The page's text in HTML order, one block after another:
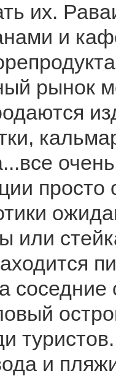
их.
и
рынок
просто
или
соседние
и